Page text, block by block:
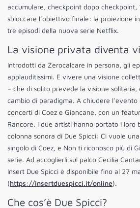
accumulare, checkpoint dopo checkpoint,
sbloccare l’obiettivo finale: la proiezione
tre episodi della nuova serie Netflix.
La visione privata diventa
Introdotti da Zerocalcare in persona, gli
applauditissimi. E vivere una visione
– che di solito prevede la visione
cambio di paradigma. A chiudere l’evento
concerti di Coez e Giancane, con un
Rancore. I due artisti hanno portato i loro
colonna sonora di Due Spicci: Ci vuole
singolo di Coez, e Non ti riconosco più di
serie. Ad accoglierli sul palco Cecilia
Insert Due Spicci è disponibile fino al 27
(https://insertduespicci.it/online).
Che cos’è Due Spicci?